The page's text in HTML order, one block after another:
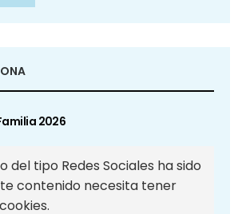
2026
del tipo Redes Sociales ha sido
contenido necesita tener